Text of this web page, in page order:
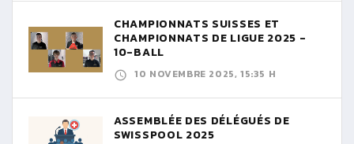
CHAMPIONNATS SUISSES ET
CHAMPIONNATS DE LIGUE 2025 -
10-BALL
10 NOVEMBRE 2025, 15:35 H
ASSEMBLÉE DES DÉLÉGUÉS DE
SWISSPOOL 2025